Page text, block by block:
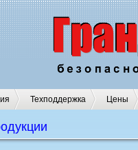
Техподдержка Цены